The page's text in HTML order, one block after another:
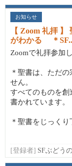
お知らせ
【 Zoom 礼拝
がわかる ＊
Zoomで礼拝参加
＊聖書は、ただ
せん。
すべてのものを
書かれています。
＊聖書をじっく
[登録者] SFぶどう